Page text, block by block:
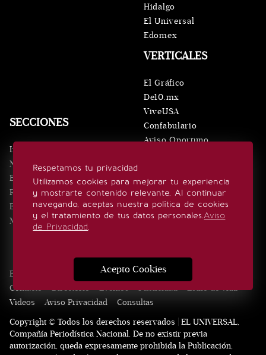
Respetamos tu privacidad
Utilizamos cookies para mejorar tu experiencia
y mostrarte contenido relevante. Al continuar
navegando, aceptas nuestra política de cookies
y el tratamiento de tus datos personales.Aviso
de Privacidad.
Acepto Cookies
SECCIONES
Inicio
Noticias
Eventos
Realeza
Estilo de vida
Minuto x Minuto
VERTICALES
El Gráfico
De10.mx
ViveUSA
Confabulario
Aviso Oportuno
Hidalgo
El Universal
Edomex
SÍGUENOS
Edición Impresa Noticias Quiénes somos
Contacto
Directorio Eventos Publicidad
Estilo de vida
Videos
Aviso Privacidad
Consultas
Copyright © Todos los derechos reservados | EL UNIVERSAL,
Compañía Periodística Nacional. De no existir previa
autorización, queda expresamente prohibida la Publicación,